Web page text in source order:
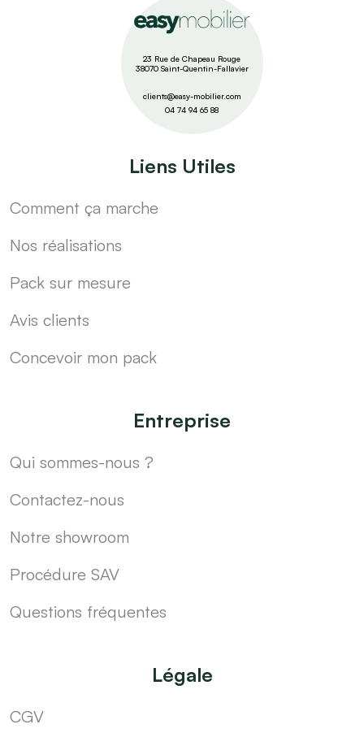
23 Rue de Chapeau Rouge
38070 Saint-Quentin-Fallavier
clients@easy-mobilier.com
04 74 94 65 88
Liens Utiles
Comment ça marche
Nos réalisations
Pack sur mesure
Avis clients
Concevoir mon pack
Entreprise
Qui sommes-nous ?
Contactez-nous
Notre showroom
Procédure SAV
Questions fréquentes
Légale
CGV